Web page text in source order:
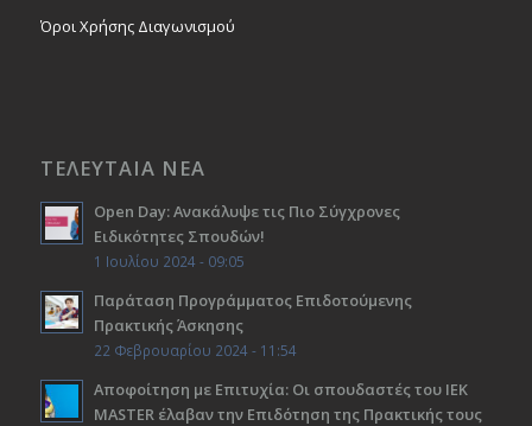
Όροι Χρήσης Διαγωνισμού
ΤΕΛΕΥΤΑΙΑ ΝΕΑ
Open Day: Ανακάλυψε τις Πιο Σύγχρονες
Ειδικότητες Σπουδών!
1 Ιουλίου 2024 - 09:05
Παράταση Προγράμματος Επιδοτούμενης
Πρακτικής Άσκησης
22 Φεβρουαρίου 2024 - 11:54
Αποφοίτηση με Επιτυχία: Οι σπουδαστές του ΙΕΚ
ΜΑSTER έλαβαν την Επιδότηση της Πρακτικής τους